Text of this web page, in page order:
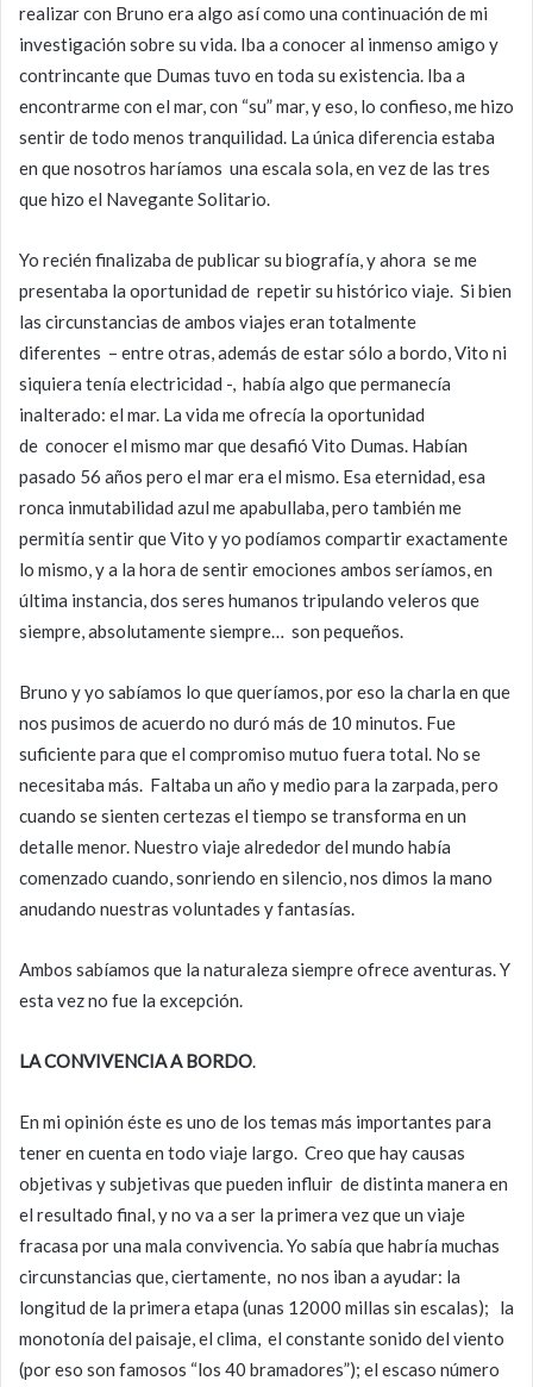
realizar con Bruno era algo así como una continuación de mi
investigación sobre su vida. Iba a conocer al inmenso amigo y
contrincante que Dumas tuvo en toda su existencia. Iba a
encontrarme con el mar, con “su” mar, y eso, lo confieso, me hizo
sentir de todo menos tranquilidad. La única diferencia estaba
en que nosotros haríamos una escala sola, en vez de las tres
que hizo el Navegante Solitario.
Yo recién finalizaba de publicar su biografía, y ahora se me
presentaba la oportunidad de repetir su histórico viaje. Si bien
las circunstancias de ambos viajes eran totalmente
diferentes – entre otras, además de estar sólo a bordo, Vito ni
siquiera tenía electricidad -, había algo que permanecía
inalterado: el mar. La vida me ofrecía la oportunidad
de conocer el mismo mar que desafió Vito Dumas. Habían
pasado 56 años pero el mar era el mismo. Esa eternidad, esa
ronca inmutabilidad azul me apabullaba, pero también me
permitía sentir que Vito y yo podíamos compartir exactamente
lo mismo, y a la hora de sentir emociones ambos seríamos, en
última instancia, dos seres humanos tripulando veleros que
siempre, absolutamente siempre… son pequeños.
Bruno y yo sabíamos lo que queríamos, por eso la charla en que
nos pusimos de acuerdo no duró más de 10 minutos. Fue
suficiente para que el compromiso mutuo fuera total. No se
necesitaba más. Faltaba un año y medio para la zarpada, pero
cuando se sienten certezas el tiempo se transforma en un
detalle menor. Nuestro viaje alrededor del mundo había
comenzado cuando, sonriendo en silencio, nos dimos la mano
anudando nuestras voluntades y fantasías.
Ambos sabíamos que la naturaleza siempre ofrece aventuras. Y
esta vez no fue la excepción.
LA CONVIVENCIA ABORDO.
En mi opinión éste es uno de los temas más importantes para
tener en cuenta en todo viaje largo. Creo que hay causas
objetivas y subjetivas que pueden influir de distinta manera en
el resultado final, y no va a ser la primera vez que un viaje
fracasa por una mala convivencia. Yo sabía que habría muchas
circunstancias que, ciertamente, no nos iban a ayudar: la
longitud de la primera etapa (unas 12000 millas sin escalas); la
monotonía del paisaje, el clima, el constante sonido del viento
(por eso son famosos “los 40 bramadores”); el escaso número